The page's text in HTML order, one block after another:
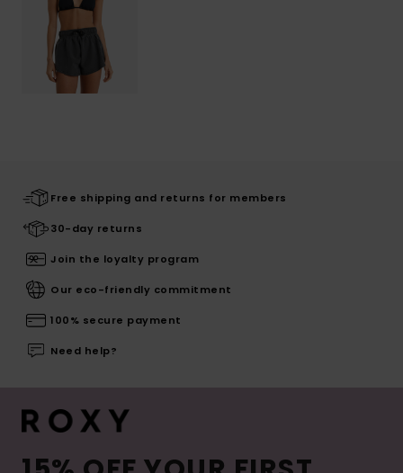
Free shipping and returns for members
30-day returns
Join the loyalty program
Our eco-friendly commitment
100% secure payment
Need help?